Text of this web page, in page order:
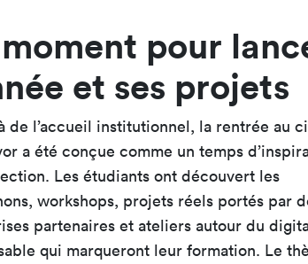
pour
et ses projets
de l’accueil institutionnel, la rentrée au
a été conçue comme un temps
Les étudiants ont découvert les
workshops, projets réels portés par
partenaires et ateliers autour du
qui marqueront leur formation. Le